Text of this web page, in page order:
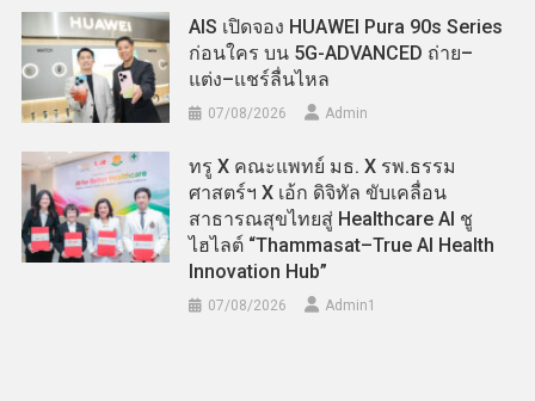
AIS เปิดจอง HUAWEI Pura 90s Series
ก่อนใคร บน 5G-ADVANCED ถ่าย–
แต่ง–แชร์ลื่นไหล
07/08/2026 Admin
ทรู X คณะแพทย์ มธ. X รพ.ธรรม
ศาสตร์ฯ X เอ้ก ดิจิทัล ขับเคลื่อน
สาธารณสุขไทยสู่ Healthcare AI ชู
ไฮไลต์ “Thammasat–True AI Health
Innovation Hub”
07/08/2026 Admin​1